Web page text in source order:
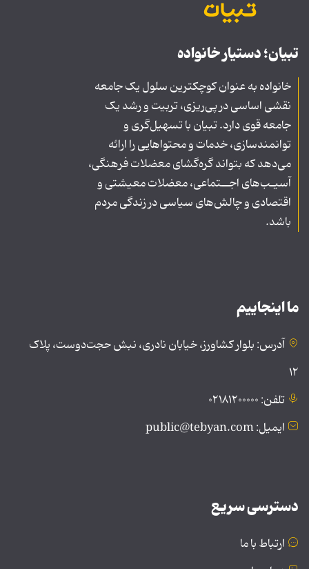
تبیان؛ دستیار خانواده
خانواده به عنوان کوچکترین سلول یک جامعه
نقشی اساسی در پی‌ریزی، تربیت و رشد یک
جامعه قوی دارد. تبیان با تسهیل‌گری و
توانمندسازی، خدمات و محتواهایی را ارائه
می‌دهد که بتواند گره‌گشای معضلات فرهنگی،
آسیـب‌های اجــتماعی، معضلات معیشتی و
اقتصادی و چالش‌های سیاسی در زندگی مردم
باشد.
ما اینجاییم
آدرس: بلوار کشاورز، خیابان نادری، نبش حجت‌دوست، پلاک
۱۲
تلفن: ۰۲۱۸۱۲۰۰۰۰۰
ایمیل: public@tebyan.com
دسترسی سریع
ارتباط با ما